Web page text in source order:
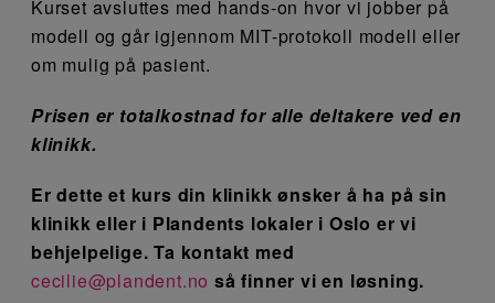
Kurset avsluttes med hands-on hvor vi jobber på
modell og går igjennom MIT-protokoll modell eller
om mulig på pasient.
Prisen er totalkostnad for alle deltakere ved en
klinikk.
Er dette et kurs din klinikk ønsker å ha på sin
klinikk eller i Plandents lokaler i Oslo er vi
behjelpelige. Ta kontakt med
cecilie@plandent.no så finner vi en løsning.